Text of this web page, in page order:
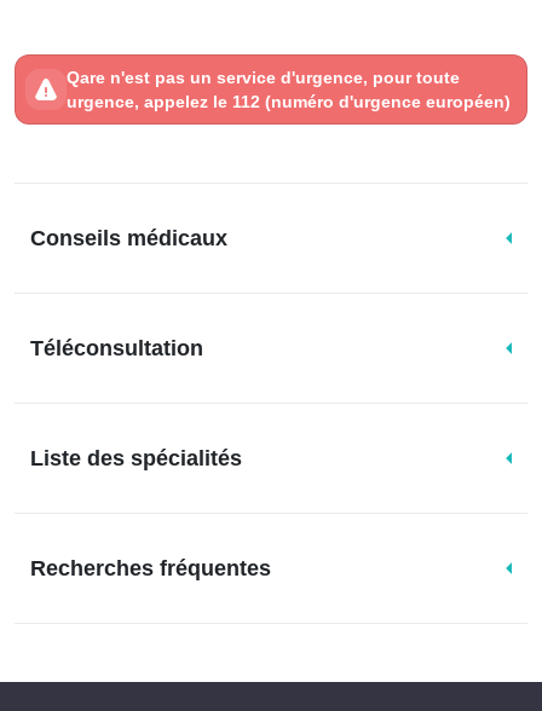
Qare n'est pas un service d'urgence, pour toute
urgence, appelez le 112 (numéro d'urgence européen)
Conseils médicaux
Téléconsultation
Liste des spécialités
Recherches fréquentes